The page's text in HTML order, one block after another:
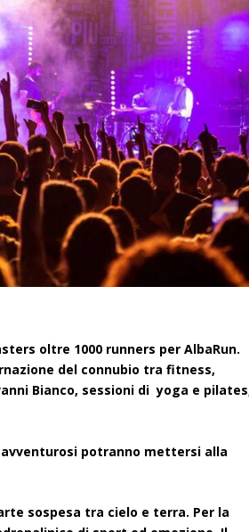
oltre 1000 runners per AlbaRun.
del connubio tra fitness,
Bianco, sessioni di yoga e
potranno mettersi alla
sospesa tra cielo e terra. Per la